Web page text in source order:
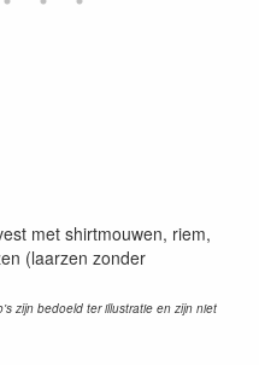
met shirtmouwen, riem,
(laarzen zonder
zijn bedoeld ter illustratie en zijn niet